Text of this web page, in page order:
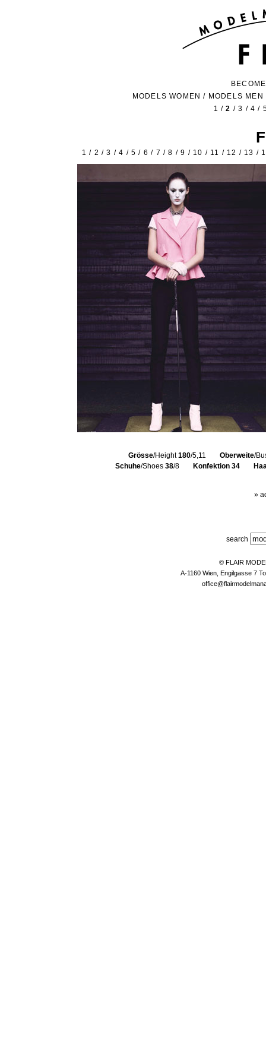
MODELS WOMEN / MODELS MEN
1 /2 /3 /4 /
1 / 2 /3 /4 /5 / 6 / 7 /8 /9 / 10 / 11 / 12 / 13 /
Grösse/Height180/5,11 Oberweite/
Schuhe/Shoes 38/8 Konfektion 34
»
search
© FLAIR
A-1160 Wien, Engilgasse 7